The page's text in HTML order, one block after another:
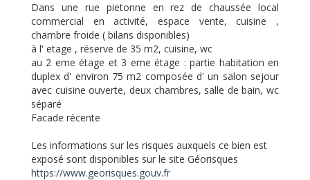
Dans une rue pietonne en rez de chaussée local
commercial en activité, espace vente, cuisine ,
chambre froide ( bilans disponibles)
à l' etage , réserve de 35 m2, cuisine, wc
au 2 eme étage et 3 eme étage : partie habitation en
duplex d' environ 75 m2 composée d' un salon sejour
avec cuisine ouverte, deux chambres, salle de bain, wc
séparé
Facade récente
Les informations sur les risques auxquels ce bien est
exposé sont disponibles sur le site Géorisques
https://www.georisques.gouv.fr